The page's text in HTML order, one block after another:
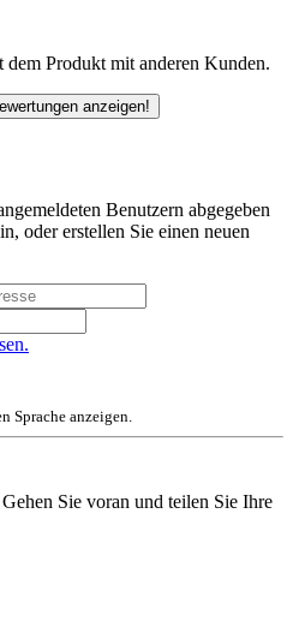
Produkt mit anderen Kunden.
anzeigen!
Benutzern abgegeben
oder erstellen Sie einen neuen
Sprache anzeigen.
Sie voran und teilen Sie Ihre